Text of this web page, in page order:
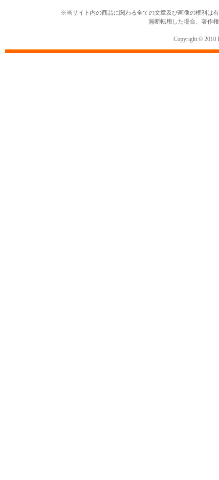
※当サイト内の商品に関わる全ての文章及び画像の権利は
無断転用した場合、著作
Copyright © 2010